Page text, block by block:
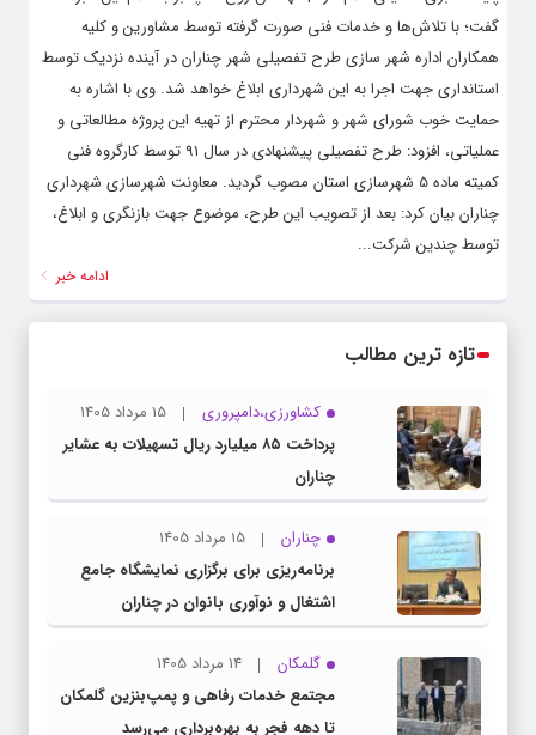
گفت؛ با تلاش‌ها و خدمات فنی صورت گرفته توسط مشاورین و کلیه
همکاران اداره شهر سازی طرح تفصیلی شهر چناران در آینده نزدیک توسط
استانداری جهت اجرا به این شهرداری ابلاغ خواهد شد. وی با اشاره به
حمایت خوب شورای شهر و شهردار محترم از تهیه این پروژه مطالعاتی و
عملیاتی، افزود: طرح تفصیلی پیشنهادی در سال 91 توسط کارگروه فنی
کمیته ماده 5 شهرسازی استان مصوب گردید. معاونت شهرسازی شهرداری
چناران بیان کرد: بعد از تصویب این طرح، موضوع جهت بازنگری و ابلاغ،
توسط چندین شرکت...
ادامه خبر
تازه ترین مطالب
کشاورزی،دامپروری
15 مرداد 1405
پرداخت ۸۵ میلیارد ریال تسهیلات به عشایر
چناران
چناران
15 مرداد 1405
برنامه‌ریزی برای برگزاری نمایشگاه جامع
اشتغال و نوآوری بانوان در چناران
گلمکان
14 مرداد 1405
مجتمع خدمات رفاهی و پمپ‌بنزین گلمکان
تا دهه فجر به بهره‌برداری می‌رسد